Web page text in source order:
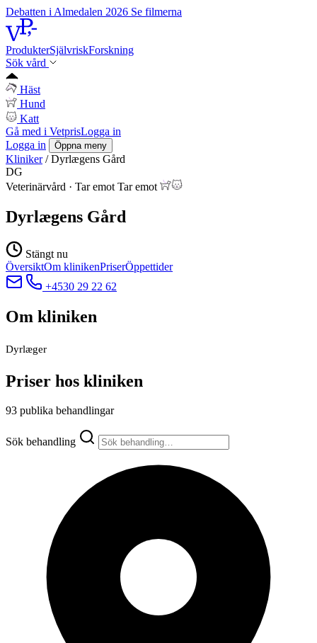
Debatten i Almedalen 2026 Se filmerna
ProdukterSjälvriskForskning
Sök vård
Häst
Hund
Katt
Gå med i VetprisLogga in
Logga in
Öppna meny
Kliniker / Dyrlægens Gård
DG
Veterinärvård · Tar emot Tar emot
Dyrlægens Gård
Stängt nu
ÖversiktOm klinikenPriserÖppettider
+4530 29 22 62
Om kliniken
Dyrlæger
Priser hos kliniken
93 publika behandlingar
Sök behandling